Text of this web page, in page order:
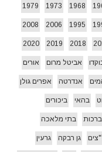
1968
1973
1979
1995
2006
2008
2018
2019
2020
אביטל מרום אורים
אנדרטה אפרים גולן
בהאי ביכורים
ברכות בתי מלאכה
גן רבקה גרעין